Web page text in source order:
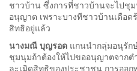
ชาวบ้าน ซึ่งการที่ชาวบ้านจะไปชุ
อนุญาต เพราะบางทีชาวบ้านเดือ
สิทธิอยู่แล้ว
นางมณี บุญรอด แกนนำกลุ่มอนุรัก
ชุมนุมถ้าต้องให้ไปขออนุญาตจากต
ละเมิดสิทธิของประชาชน การออก